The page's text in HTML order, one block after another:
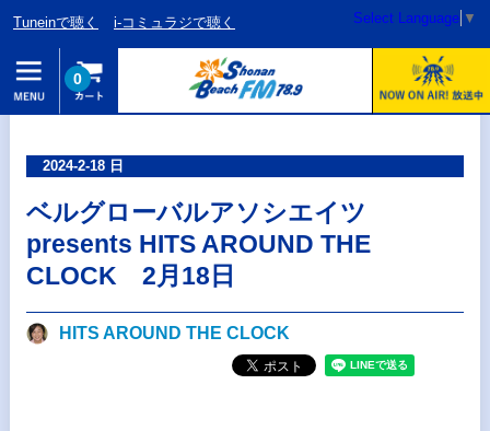
Tuneinで聴く i-コミュラジで聴く Select Language ▼
0
2024-2-18 日
ベルグローバルアソシエイツ
presents HITS AROUND THE
CLOCK 2月18日
HITS AROUND THE CLOCK